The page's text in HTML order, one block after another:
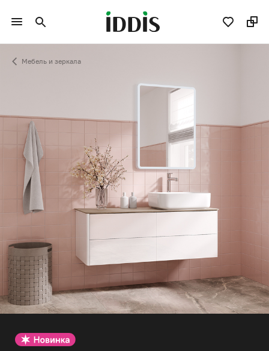
Мебель и зеркала